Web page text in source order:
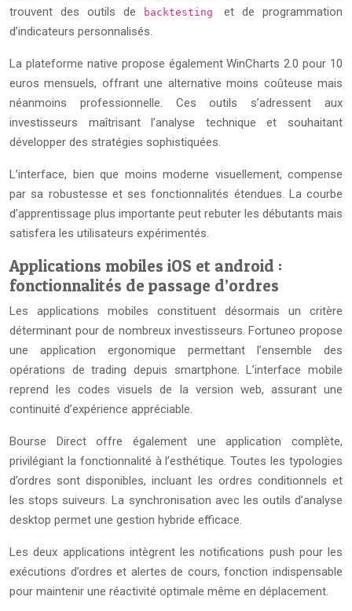
trouvent des outils de
backtesting et de programmation
d’indicateurs personnalisés.
La plateforme native propose également WinCharts 2.0 pour 10
euros mensuels, offrant une alternative moins coûteuse mais
néanmoins professionnelle. Ces outils s’adressent aux
investisseurs maîtrisant l’analyse technique et souhaitant
développer des stratégies sophistiquées.
L’interface, bien que moins moderne visuellement, compense
par sa robustesse et ses fonctionnalités étendues. La courbe
d’apprentissage plus importante peut rebuter les débutants mais
satisfera les utilisateurs expérimentés.
Applications mobiles iOS et android :
fonctionnalités de passage d’ordres
Les applications mobiles constituent désormais un critère
déterminant pour de nombreux investisseurs. Fortuneo propose
une application ergonomique permettant l’ensemble des
opérations de trading depuis smartphone. L’interface mobile
reprend les codes visuels de la version web, assurant une
continuité d’expérience appréciable.
Bourse Direct offre également une application complète,
privilégiant la fonctionnalité à l’esthétique. Toutes les typologies
d’ordres sont disponibles, incluant les ordres conditionnels et
les stops suiveurs. La synchronisation avec les outils d’analyse
desktop permet une gestion hybride efficace.
Les deux applications intègrent les notifications push pour les
exécutions d’ordres et alertes de cours, fonction indispensable
pour maintenir une réactivité optimale même en déplacement.